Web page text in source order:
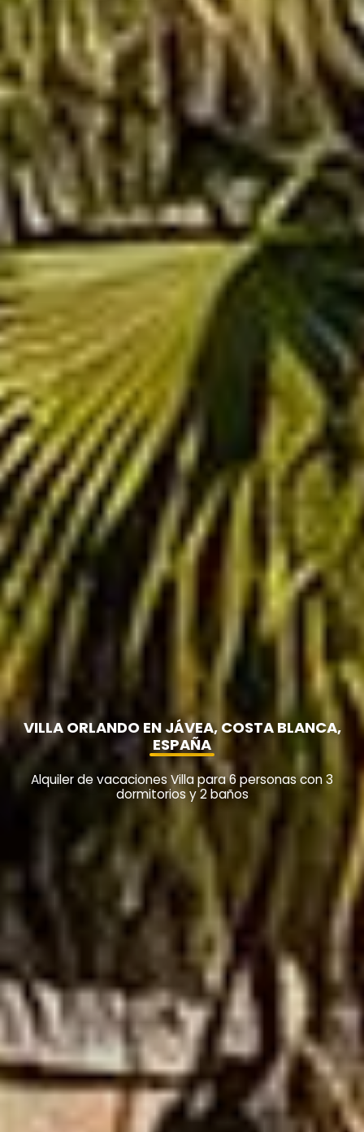
VILLA ORLANDO EN JÁVEA, COSTA BLANCA,
ESPAÑA
Alquiler de vacaciones Villa para 6 personas con 3
dormitorios y 2 baños